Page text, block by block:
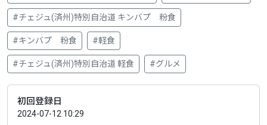
#チェジュ(済州)特別自治道 キンバプ 粉食
#キンバプ 粉食 #軽食
#チェジュ(済州)特別自治道 軽食 #グルメ
初回登録日
2024-07-12 10:29